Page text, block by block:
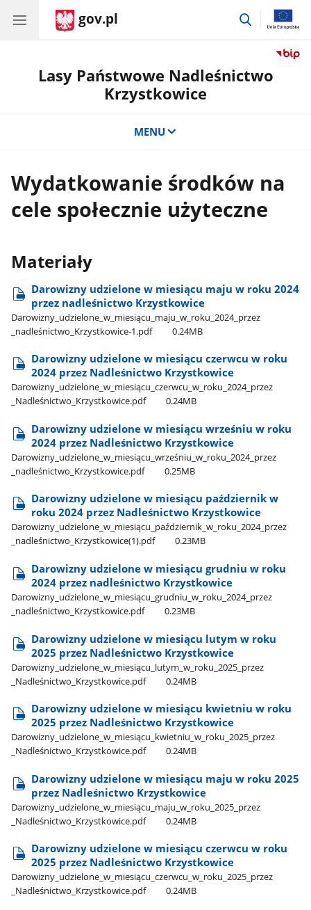
gov.pl
przejdź
Lasy Państwowe Nadleśnictwo
Krzystkowice
MENU
Wydatkowanie środków na
cele społecznie użyteczne
Materiały
Darowizny udzielone w miesiącu maju w roku 2024
przez nadleśnictwo Krzystkowice
Darowizny​_udzielone​_w​_miesiącu​_maju​_w​_roku​_2024​_przez​
_nadleśnictwo​_Krzystkowice-1.pdf
0.24MB
Darowizny udzielone w miesiącu czerwcu w roku
2024 przez Nadleśnictwo Krzystkowice
Darowizny​_udzielone​_w​_miesiącu​_czerwcu​_w​_roku​_2024​_przez​
_Nadleśnictwo​_Krzystkowice.pdf
0.24MB
Darowizny udzielone w miesiącu wrześniu w roku
2024 przez Nadleśnictwo Krzystkowice
Darowizny​_udzielone​_w​_miesiącu​_wrześniu​_w​_roku​_2024​_przez​
_nadleśnictwo​_Krzystkowice.pdf
0.25MB
Darowizny udzielone w miesiącu październik w
roku 2024 przez Nadleśnictwo Krzystkowice
Darowizny​_udzielone​_w​_miesiącu​_październik​_w​_roku​_2024​_przez​
_nadleśnictwo​_Krzystkowice(1).pdf
0.23MB
Darowizny udzielone w miesiącu grudniu w roku
2024 przez nadleśnictwo Krzystkowice
Darowizny​_udzielone​_w​_miesiącu​_grudniu​_w​_roku​_2024​_przez​
_nadleśnictwo​_Krzystkowice.pdf
0.23MB
Darowizny udzielone w miesiącu lutym w roku
2025 przez Nadleśnictwo Krzystkowice
Darowizny​_udzielone​_w​_miesiącu​_lutym​_w​_roku​_2025​_przez​
_Nadleśnictwo​_Krzystkowice.pdf
0.24MB
Darowizny udzielone w miesiącu kwietniu w roku
2025 przez Nadleśnictwo Krzystkowice
Darowizny​_udzielone​_w​_miesiącu​_kwietniu​_w​_roku​_2025​_przez​
_Nadleśnictwo​_Krzystkowice.pdf
0.24MB
Darowizny udzielone w miesiącu maju w roku 2025
przez Nadleśnictwo Krzystkowice
Darowizny​_udzielone​_w​_miesiącu​_maju​_w​_roku​_2025​_przez​
_Nadleśnictwo​_Krzystkowice.pdf
0.24MB
Darowizny udzielone w miesiącu czerwcu w roku
2025 przez Nadleśnictwo Krzystkowice
Darowizny​_udzielone​_w​_miesiącu​_czerwcu​_w​_roku​_2025​_przez​
_Nadleśnictwo​_Krzystkowice.pdf
0.24MB